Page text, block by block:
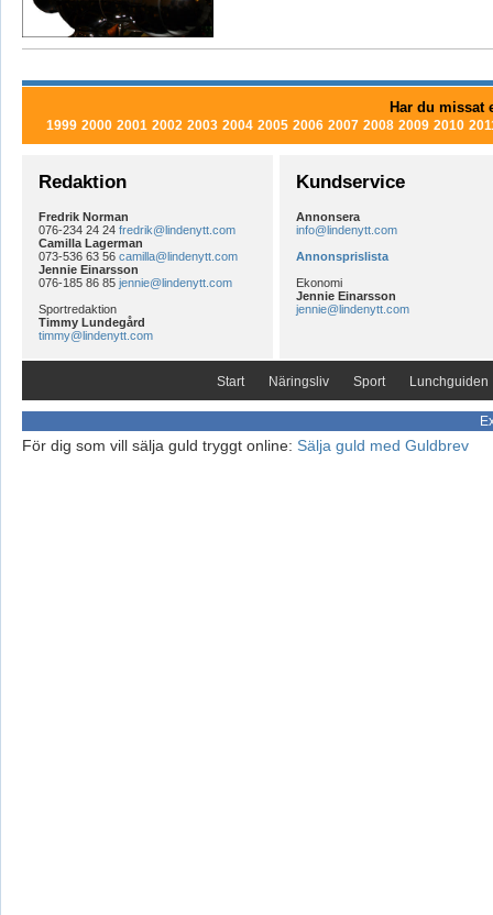
Har du missat
1999 2000 2001 2002 2003 2004 2005 2006 2007 2008 2009 2010
Redaktion
Fredrik Norman
076-234 24 24 fredrik@lindenytt.com
Camilla Lagerman
073-536 63 56 camilla@lindenytt.com
Jennie Einarsson
076-185 86 85 jennie@lindenytt.com
Sportredaktion
Timmy Lundegård
timmy@lindenytt.com
Kundservice
Annonsera
info@lindenytt.com
Annonsprislista
Ekonomi
Jennie Einarsson
jennie@lindenytt.com
Start Näringsliv Sport Lunchguiden
För dig som vill sälja guld tryggt online: Sälja guld med Guldbrev